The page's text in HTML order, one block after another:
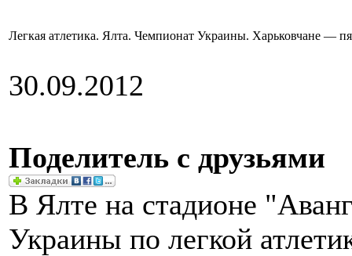
Легкая атлетика. Ялта. Чемпионат Украины. Харьковчане —
30.09.2012
Поделитель с друзьями
В Ялте на стадионе
Украины по легкой